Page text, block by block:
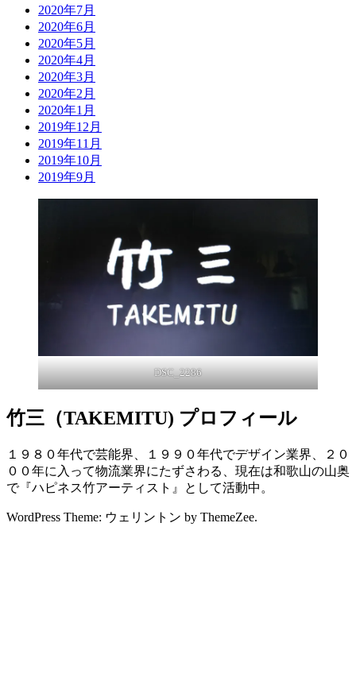
2020年7月
2020年6月
2020年5月
2020年4月
2020年3月
2020年2月
2020年1月
2019年12月
2019年11月
2019年10月
2019年9月
DSC_2286
竹三（TAKEMITU) プロフィール
１９８０年代で芸能界、１９９０年代でデザイン業界、２０
００年に入って物流業界にたずさわる、現在は和歌山の山奥
で『ハピネス竹アーティスト』として活動中。
WordPress Theme: ウェリントン by ThemeZee.